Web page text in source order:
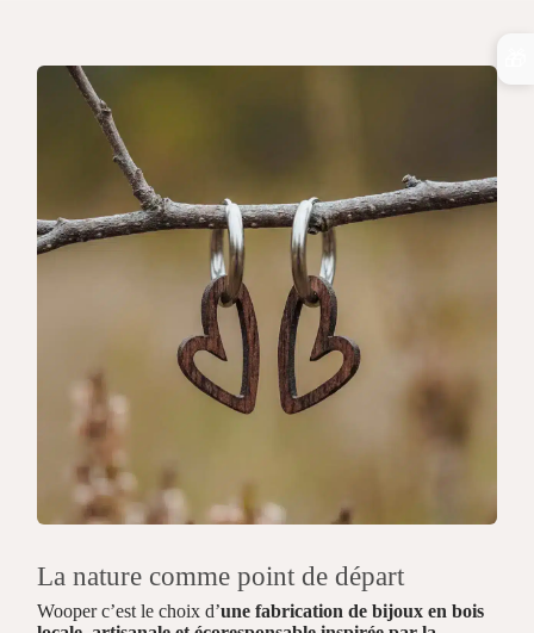
La nature comme point de départ
Wooper c’est le choix d’une fabrication de bijoux en bois